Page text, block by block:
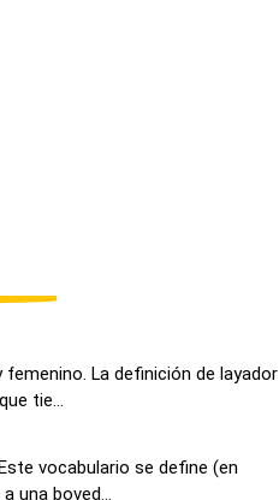
La definición de layador
tie...
vocabulario se define (en
una boved...